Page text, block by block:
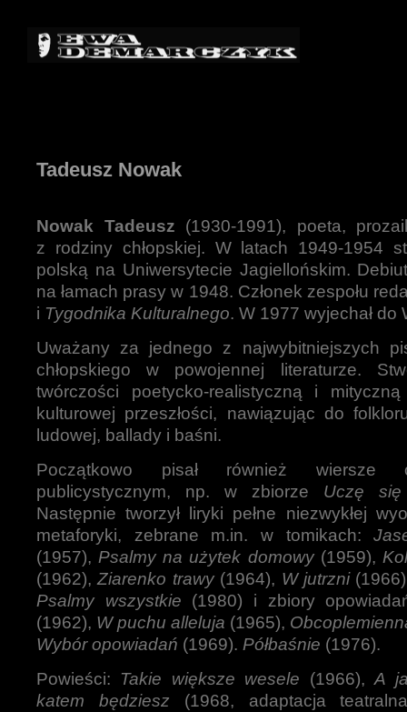
Tadeusz Nowak
Nowak Tadeusz (1930-1991), poeta,
z rodziny chłopskiej. W latach 1949-1954
polską na Uniwersytecie Jagiellońskim.
na łamach prasy w 1948. Członek zespołu
i Tygodnika Kulturalnego. W 1977 wyjechał do
Uważany za jednego z najwybitniejszych
chłopskiego w powojennej literaturze.
twórczości poetycko-realistyczną i
kulturowej przeszłości, nawiązując do
ludowej, ballady i baśni.
Początkowo pisał również wiersze
publicystycznym, np. w zbiorze Uczę
Następnie tworzył liryki pełne niezwykłej
metaforyki, zebrane m.in. w tomikach:
(1957), Psalmy na użytek domowy(1959),
(1962),Ziarenko trawy(1964), W jutrzni
Psalmy wszystkie (1980) i zbiory
(1962), W puchu alleluja (1965),
Wybór opowiadań (1969). Półbaśnie (1976).
Powieści: Takie większe wesele (1966),A
katem będziesz (1968, adaptacja